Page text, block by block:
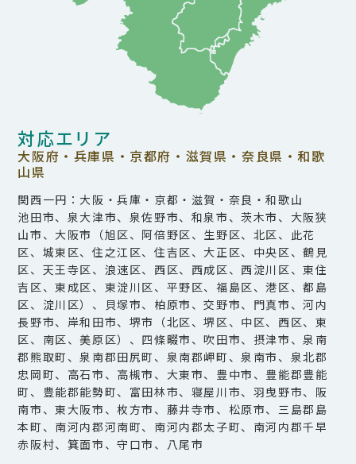
対応エリア
大阪府・兵庫県・京都府・滋賀県・奈良県・和歌
山県
関西一円：大阪・兵庫・京都・滋賀・奈良・和歌山
池田市、泉大津市、泉佐野市、和泉市、茨木市、大阪狭
山市、大阪市（旭区、阿倍野区、生野区、北区、此花
区、城東区、住之江区、住吉区、大正区、中央区、鶴見
区、天王寺区、浪速区、西区、西成区、西淀川区、東住
吉区、東成区、東淀川区、平野区、福島区、港区、都島
区、淀川区）、貝塚市、柏原市、交野市、門真市、河内
長野市、岸和田市、堺市（北区、堺区、中区、西区、東
区、南区、美原区）、四條畷市、吹田市、摂津市、泉南
郡熊取町、泉南郡田尻町、泉南郡岬町、泉南市、泉北郡
忠岡町、高石市、高槻市、大東市、豊中市、豊能郡豊能
町、豊能郡能勢町、富田林市、寝屋川市、羽曳野市、阪
南市、東大阪市、枚方市、藤井寺市、松原市、三島郡島
本町、南河内郡河南町、南河内郡太子町、南河内郡千早
赤阪村、箕面市、守口市、八尾市